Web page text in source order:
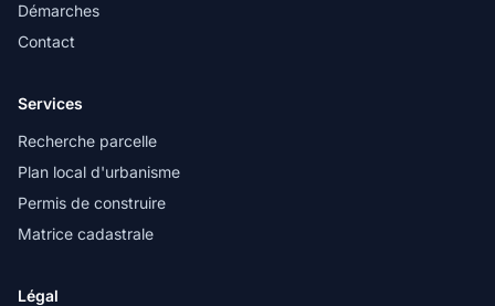
Démarches
Contact
Services
Recherche parcelle
Plan local d'urbanisme
Permis de construire
Matrice cadastrale
Légal